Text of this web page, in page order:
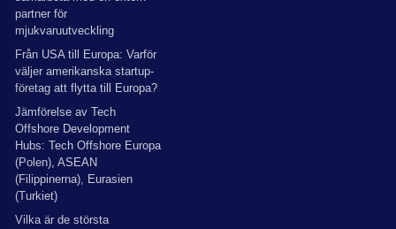
partner för
mjukvaruutveckling
Från USA till Europa: Varför
väljer amerikanska startup-
företag att flytta till Europa?
Jämförelse av Tech
Offshore Development
Hubs: Tech Offshore Europa
(Polen), ASEAN
(Filippinerna), Eurasien
(Turkiet)
Vilka är de största